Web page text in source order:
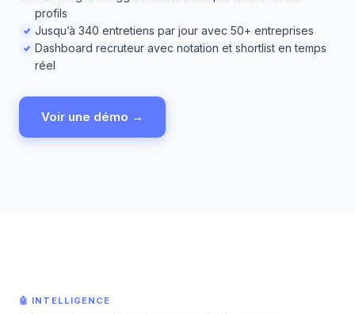
profils
Jusqu’à 340 entretiens par jour avec 50+ entreprises
Dashboard recruteur avec notation et shortlist en temps
réel
Voir une démo →
🤖 INTELLIGENCE